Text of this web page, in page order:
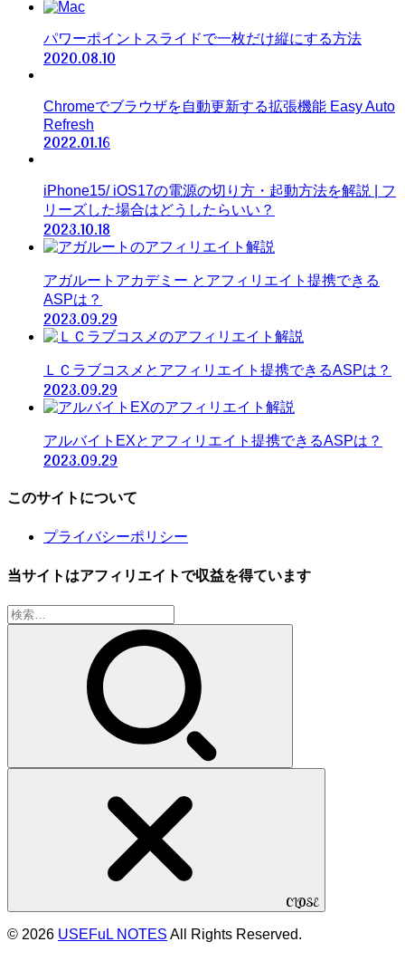
パワーポイントスライドで一枚だけ縦にする方法
2020.08.10
Chromeでブラウザを自動更新する拡張機能 Easy Auto
Refresh
2022.01.16
iPhone15/ iOS17の電源の切り方・起動方法を解説 | フ
リーズした場合はどうしたらいい？
2023.10.18
アガルートアカデミー とアフィリエイト提携できる
ASPは？
2023.09.29
ＬＣラブコスメとアフィリエイト提携できるASPは？
2023.09.29
アルバイトEXとアフィリエイト提携できるASPは？
2023.09.29
このサイトについて
プライバシーポリシー
当サイトはアフィリエイトで収益を得ています
検
索:
CLOSE
© 2026 USEFuL NOTES All Rights Reserved.